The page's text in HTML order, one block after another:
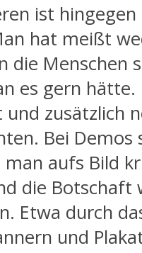
ist hingegen
hat meißt
die Menschen
es gern hätte.
zusätzlich
Bei Demos
man aufs Bild
die Botschaft
Etwa durch
und